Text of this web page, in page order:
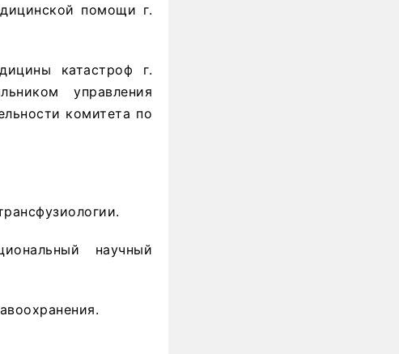
помощи г.
катастроф г.
управления
комитета по
научный